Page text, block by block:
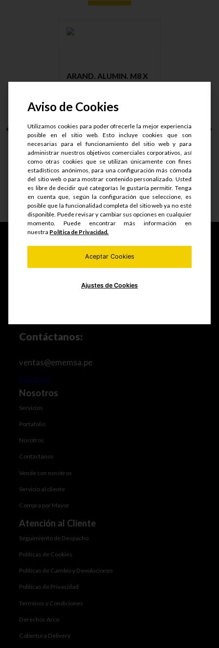
ARAND. ALUMIN. M8 X
12.5 X ....
S/.4.5
S/. 3.47
Ver detalle
especializada y mucho más.
Contáctanos:
ventas@ememsa.pe
952252097
Nosotros
Servicios
Portafolio
Nosotros
Contáctanos
Vende con nosotros
Servicio al cliente
Compra por Mayor
Atención al Cliente
Seguimiento de Despacho
Politicas de Cookies
Politicas de Cambio y Devoluciones
Politicas de Privacidad
Terminos y Condiciones
Derechos Arco
Cobertura Delivery
Aviso de Cookies
Utilizamos cookies para poder ofrecerle la mejor experiencia
posible en el sitio web. Esto incluye cookies que son
necesarias para el funcionamiento del sitio web y para
administrar nuestros objetivos comerciales corporativos, así
como otras cookies que se utilizan únicamente con fines
estadísticos anónimos, para una configuración más cómoda
del sitio web o para mostrar contenido personalizado. Usted
es libre de decidir qué categorías le gustaría permitir. Tenga
en cuenta que, según la configuración que seleccione, es
posible que la funcionalidad completa del sitio web ya no esté
disponible. Puede revisar y cambiar sus opciones en cualquier
momento. Puede encontrar más información en
nuestra Política de Privacidad.
Aceptar Cookies
Ajustes de Cookies